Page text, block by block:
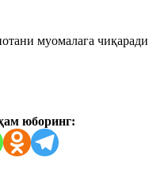
муомалага
юборинг: